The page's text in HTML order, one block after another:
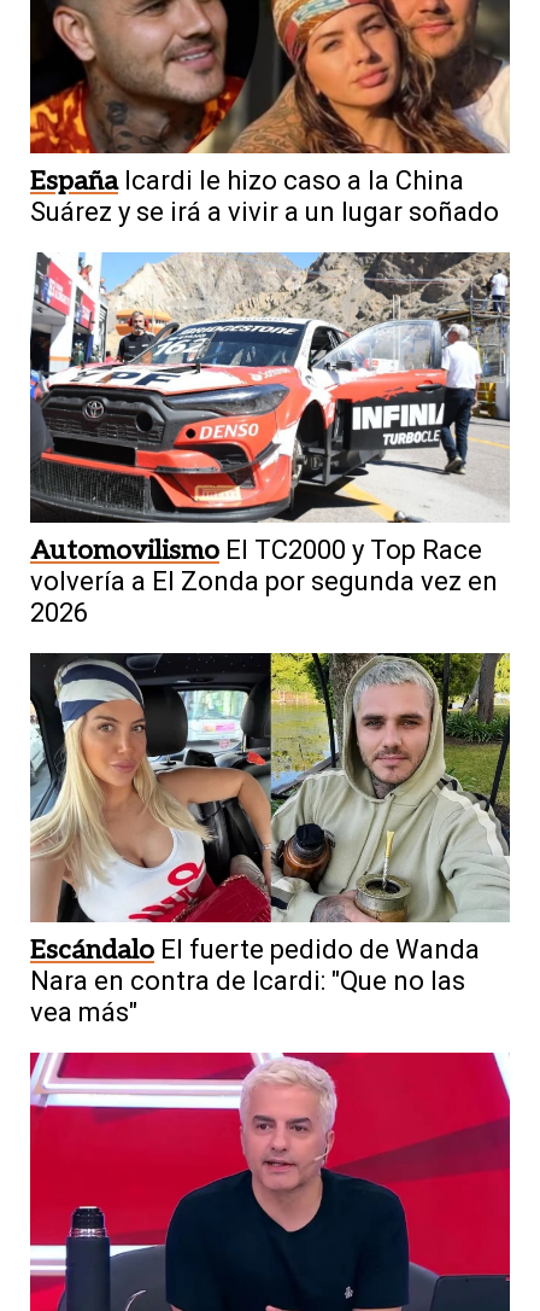
España Icardi le hizo caso a la China
Suárez y se irá a vivir a un lugar soñado
Automovilismo El TC2000 y Top Race
volvería a El Zonda por segunda vez en
2026
Escándalo El fuerte pedido de Wanda
Nara en contra de Icardi: "Que no las
vea más"